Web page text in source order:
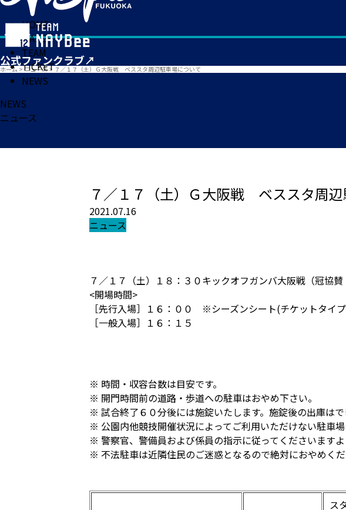
HOME
MATCH
TEAM
TICKET
NEWS
ホーム > ニュース> ７／１７（土）Ｇ大阪戦 ベススタ周辺駐車場について
NEWS
ニュース
７／１７（土）Ｇ大阪戦 ベススタ周辺
2021.07.16
ニュース
７／１７（土）１８：３０キックオフガンバ大阪戦（冠協
<開場時間>
［先行入場］１６：００ ※シーズンシート(チケットタイ
［一般入場］１６：１５
※ 時間・収容台数は目安です。
※ 開門時間前の道路・歩道への駐車はおやめ下さい。
※ 試合終了６０分後には施錠いたします。施錠後の出庫はで
※ 公園内他競技開催状況によってご利用いただけない駐車場
※ 警察官、警備員および係員の指示に従ってくださいますよ
※ 不法駐車は近隣住民のご迷惑となるので絶対におやめく
ス